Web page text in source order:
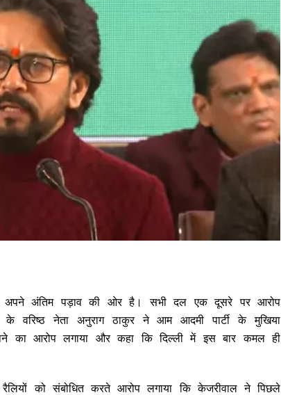
अपने अंतिम पड़ाव की ओर है। सभी दल एक दूसरे पर आरोप
वरिष्ठ नेता अनुराग ठाकुर ने आम आदमी पार्टी के मुखिया
का आरोप लगाया और कहा कि दिल्ली में इस बार कमल ही
को संबोधित करते आरोप लगाया कि केजरीवाल ने पिछले